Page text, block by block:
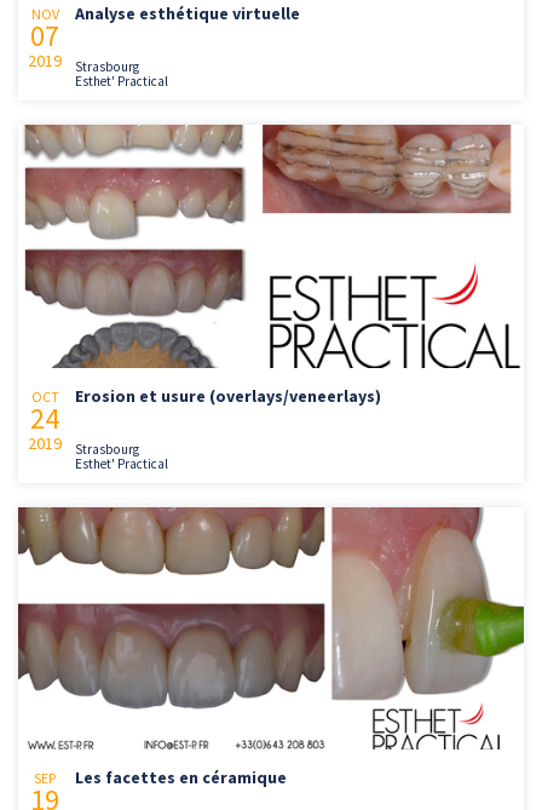
NOV
07
2019
Analyse esthétique virtuelle
Strasbourg
Esthet' Practical
OCT
24
2019
Erosion et usure (overlays/veneerlays)
Strasbourg
Esthet' Practical
SEP
19
Les facettes en céramique